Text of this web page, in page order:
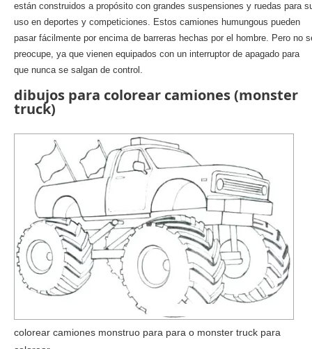
están construidos a propósito con grandes suspensiones y ruedas para
uso en deportes y competiciones. Estos camiones humungous pueden
pasar fácilmente por encima de barreras hechas por el hombre. Pero no
preocupe, ya que vienen equipados con un interruptor de apagado para
que nunca se salgan de control.
dibujos para colorear camiones (monster
truck)
colorear camiones monstruo para para o monster truck para